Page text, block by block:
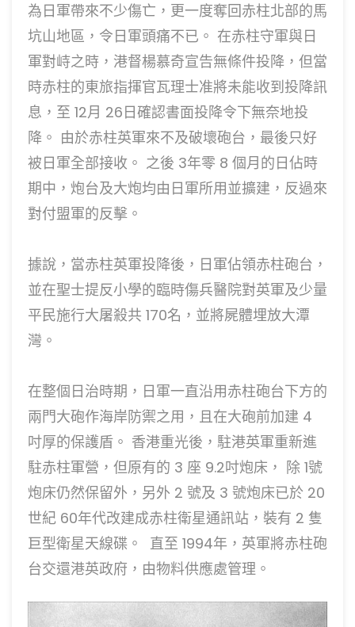
為日軍帶來不少傷亡，更一度奪回赤柱北部的馬
坑山地區，令日軍頭痛不已。 在赤柱守軍與日
軍對峙之時，港督楊慕奇宣告無條件投降，但當
時赤柱的東旅指揮官瓦理士准將未能收到投降訊
息，至 12月 26日確認書面投降令下無奈地投
降。 由於赤柱英軍來不及破壞砲台，最後只好
被日軍全部接收。 之後 3年零 8 個月的日佔時
期中，炮台及大炮均由日軍所用並擴建，反過來
對付盟軍的反擊。
據說，當赤柱英軍投降後，日軍佔領赤柱砲台，
並在聖士提反小學的臨時傷兵醫院對英軍及少量
平民施行大屠殺共 170名，並將屍體埋放大潭
灣。
在整個日治時期，日軍一直沿用赤柱砲台下方的
兩門大砲作海岸防禦之用，且在大砲前加建 4
吋厚的保護盾。 香港重光後，駐港英軍重新進
駐赤柱軍營，但原有的 3 座 9.2吋炮床， 除 1號
炮床仍然保留外，另外 2 號及 3 號炮床已於 20
世紀 60年代改建成赤柱衛星通訊站，裝有 2 隻
巨型衛星天線碟。 直至 1994年，英軍將赤柱砲
台交還港英政府，由物料供應處管理。